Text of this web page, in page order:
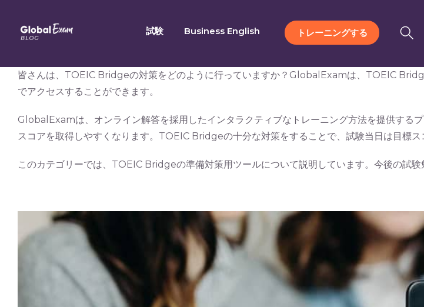
content
試験 Business English トレーニングする
皆さんは、TOEIC Bridgeの対策をどのように行っていますか？GlobalExamは、TOEIC
でアクセスすることができます。
GlobalExamは、オンライン解答を採用したインタラクティブなトレーニング方法を提供する
スコアを取得しやすくなります。TOEIC Bridgeの十分な対策をすることで、試験当日は目標ス
このカテゴリーでは、TOEIC Bridgeの準備対策用ツールについて説明しています。今後の試験